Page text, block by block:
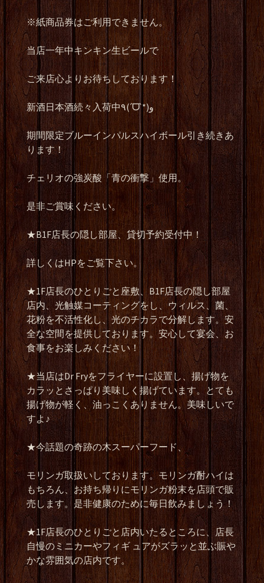
※紙商品券はご利用できません。
当店一年中キンキン生ビールで
ご来店心よりお待ちしております！
新酒日本酒続々入荷中٩(ˊᗜˋ*)و
期間限定ブルーインパルスハイボール引き続きあ
ります！
チェリオの強炭酸「青の衝撃」使用。
是非ご賞味ください。
★B1F店長の隠し部屋、貸切予約受付中！
詳しくはHPをご覧下さい。
★1F店長のひとりごと座敷、 B1F店長の隠し部屋
店内、光触媒コーティングをし、ウィルス、菌、
花粉を不活性化し、光のチカラで分解します。安
全な空間を提供しております。安心して宴会、お
食事をお楽しみください！
★当店はDr Fryをフライヤーに設置し、揚げ物を
カラッとさっぱり美味しく揚げています。とても
揚げ物が軽く、油っこくありません。美味しいで
すよ♪
★今話題の奇跡の木スーパーフード、
モリンガ取扱いしております。モリンガ酎ハイは
もちろん、お持ち帰りにモリンガ粉末を店頭で販
売します。是非健康のために毎日飲みましょう！
★1F店長のひとりごと店内いたるところに、店長
自慢のミニカーやフィギ ュアがズラッと並ぶ賑や
かな雰囲気の店内です。